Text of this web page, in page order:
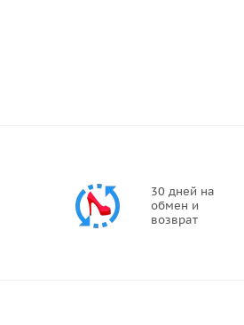
30 дней на
обмен и
возврат